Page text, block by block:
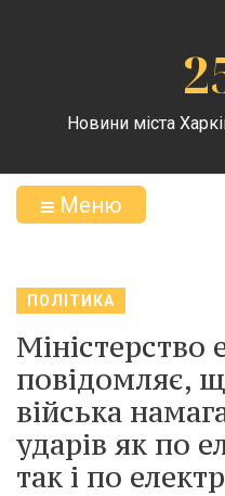
Новини міста
Меню
ПОЛІТИКА
Міністерство
повідомляє,
війська
ударів як по
так і по